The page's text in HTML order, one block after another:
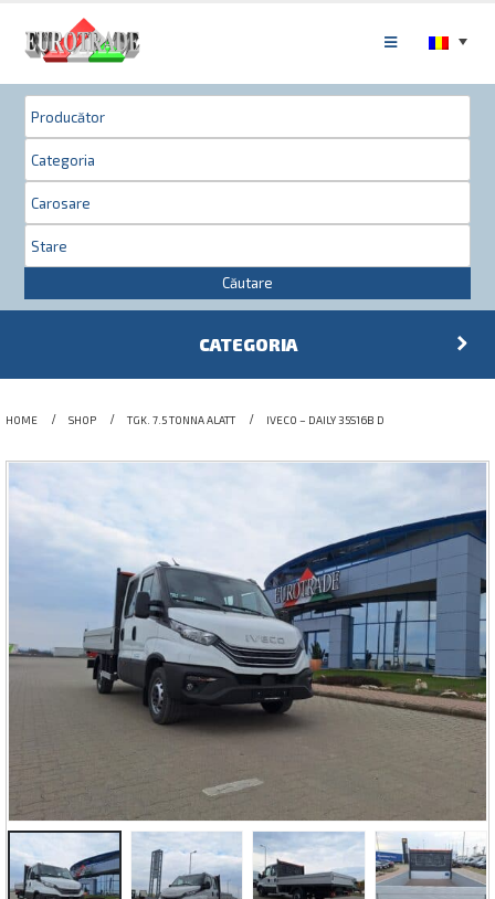
Căutare
CATEGORIA
HOME SHOP TGK. 7.5 TONNA ALATT IVECO – DAILY 35S16B D